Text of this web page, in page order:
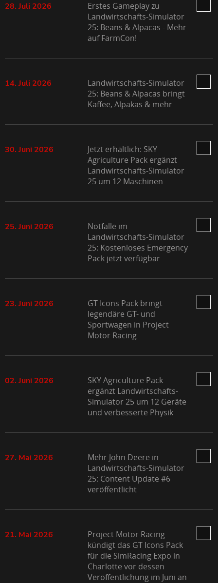
28. Juli 2026
Erstes Gameplay zu
Landwirtschafts-Simulator
25: Beans & Alpacas - Mehr
auf FarmCon!
14. Juli 2026
Landwirtschafts-Simulator
25: Beans & Alpacas bringt
Kaffee, Alpakas & mehr
30. Juni 2026
Jetzt erhältlich: SKY
Agriculture Pack ergänzt
Landwirtschafts-Simulator
25 um 12 Maschinen
25. Juni 2026
Notfälle im
Landwirtschafts-Simulator
25: Kostenloses Emergency
Pack jetzt verfügbar
23. Juni 2026
GT Icons Pack bringt
legendäre GT- und
Sportwagen in Project
Motor Racing
02. Juni 2026
SKY Agriculture Pack
ergänzt Landwirtschafts-
Simulator 25 um 12 Geräte
und verbesserte Physik
27. Mai 2026
Mehr John Deere in
Landwirtschafts-Simulator
25: Content Update #6
veröffentlicht
21. Mai 2026
Project Motor Racing
kündigt das GT Icons Pack
für die SimRacing Expo in
Charlotte vor dessen
Veröffentlichung im Juni an